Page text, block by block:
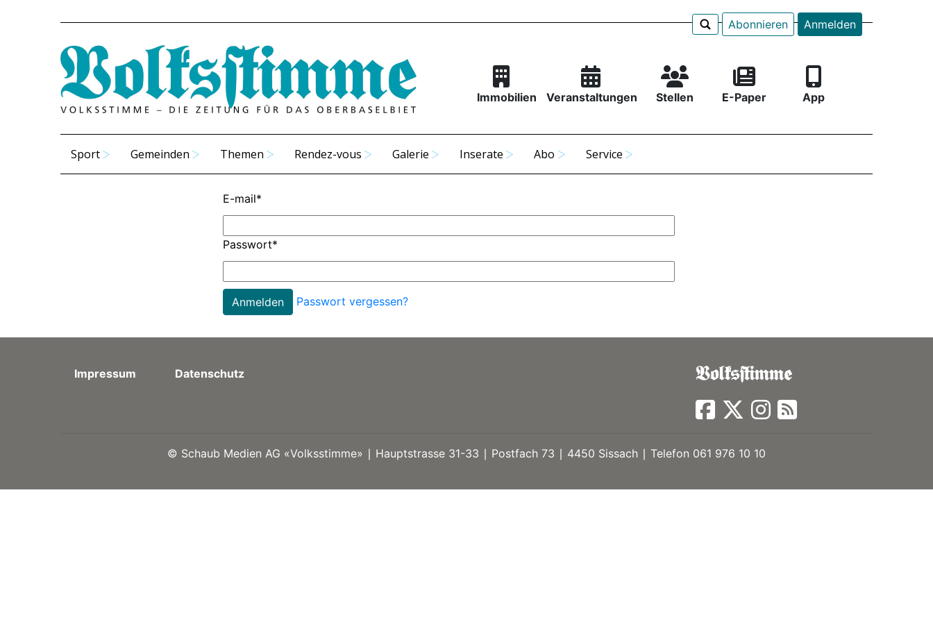
Abonnieren Anmelden
Immobilien Veranstaltungen Stellen E-Paper App
Sport Gemeinden Themen Rendez-vous Galerie Inserate Abo Service
E-mail*
Passwort*
Passwort vergessen?
Impressum Datenschutz
© Schaub Medien AG «Volksstimme» ∣ Hauptstrasse 31-33 ∣ Postfach 73 ∣ 4450 Sissach ∣ Telefon 061 976 10 10